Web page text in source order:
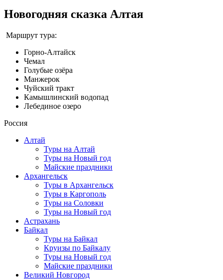
Новогодняя сказка Алтая
Маршрут тура:
Горно-Алтайск
Чемал
Голубые озёра
Манжерок
Чуйский тракт
Камышлинский водопад
Лебединое озеро
Россия
Алтай
Туры на Алтай
Туры на Новый год
Майские праздники
Архангельск
Туры в Архангельск
Туры в Каргополь
Туры на Соловки
Туры на Новый год
Астрахань
Байкал
Туры на Байкал
Круизы по Байкалу
Туры на Новый год
Майские праздники
Великий Новгород